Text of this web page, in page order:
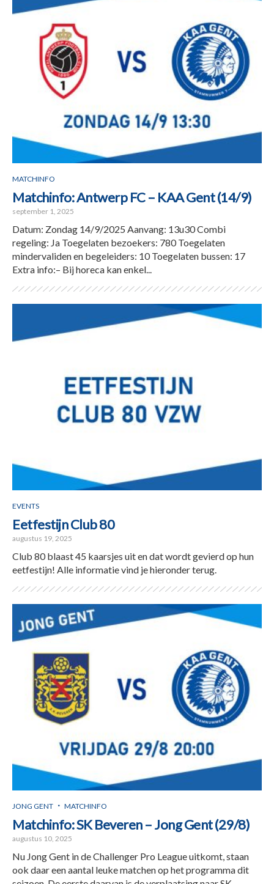
MATCHINFO
Matchinfo: Antwerp FC – KAA Gent (14/9)
september 1, 2025
Datum: Zondag 14/9/2025 Aanvang: 13u30 Combi
regeling: Ja Toegelaten bezoekers: 780 Toegelaten
mindervaliden en begeleiders: 10 Toegelaten bussen: 17
Extra info:– Bij horeca kan enkel...
EVENTS
Eetfestijn Club 80
augustus 19, 2025
Club 80 blaast 45 kaarsjes uit en dat wordt gevierd op hun
eetfestijn! Alle informatie vind je hieronder terug.
JONG GENT MATCHINFO
Matchinfo: SK Beveren – Jong Gent (29/8)
augustus 10, 2025
Nu Jong Gent in de Challenger Pro League uitkomt, staan
ook daar een aantal leuke matchen op het programma dit